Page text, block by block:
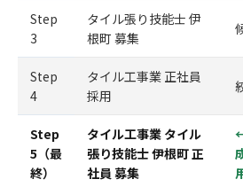
Step
3
タイル張り技能士 伊
根町 募集
Step
4
タイル工事業 正社員
採用
Step
5（最
終）
タイル工事業 タイル
張り技能士 伊根町 正
社員 募集